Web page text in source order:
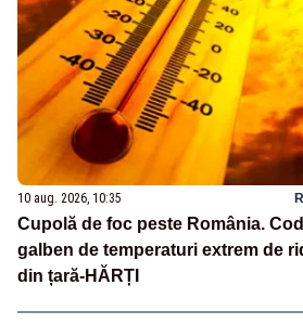
10 aug. 2026, 10:35
Cupolă de foc peste România.
galben de temperaturi extrem de
din țară-HĂRȚI